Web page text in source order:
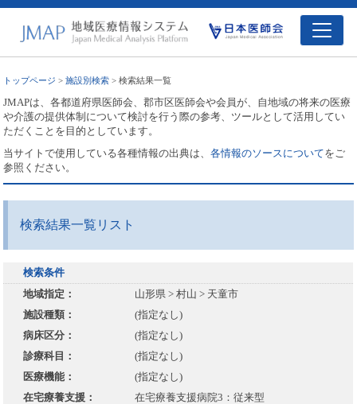
トップページ >施設別検索 > 検索結果一覧
JMAPは、各都道府県医師会、郡市区医師会や会員が、自地域の将来の医療
や介護の提供体制について検討を行う際の参考、ツールとして活用してい
ただくことを目的としています。
当サイトで使用している各種情報の出典は、各情報のソースについてをご
参照ください。
検索結果一覧リスト
検索条件
地域指定：
山形県 > 村山 > 天童市
施設種類：
(指定なし)
病床区分：
(指定なし)
診療科目：
(指定なし)
医療機能：
(指定なし)
在宅療養支援：
在宅療養支援病院3：従来型